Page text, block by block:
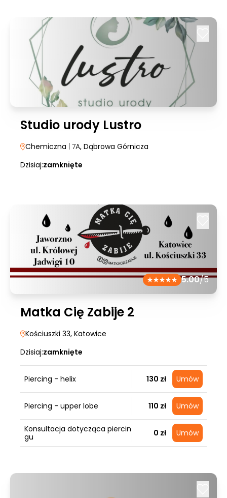
Studio urody Lustro
Chemiczna | 7A, Dąbrowa Górnicza
Dzisiaj:zamknięte
5.00/5
Matka Cię Zabije 2
Kościuszki 33, Katowice
Dzisiaj:zamknięte
Piercing - helix 130 zł Umów
Piercing - upper lobe 110 zł Umów
Konsultacja dotycząca piercin
gu
0 zł Umów